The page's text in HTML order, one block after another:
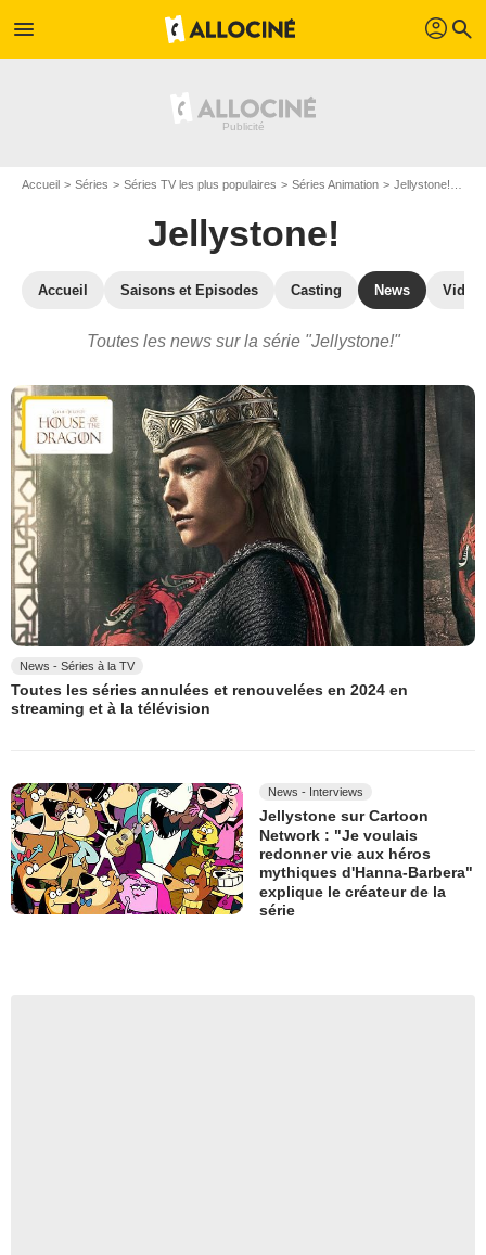
menu profil search
Accueil Séries Séries TV les plus populaires Séries Animation Jellystone!
Jellystone!
Accueil Saisons et Episodes Casting News
Toutes les news sur la série "Jellystone!"
News - Séries à la TV
Toutes les séries annulées et renouvelées en 2024 en
streaming et à la télévision
News - Interviews
Jellystone sur Cartoon
Network : "Je voulais
redonner vie aux héros
mythiques d'Hanna-Barbera"
explique le créateur de la
série